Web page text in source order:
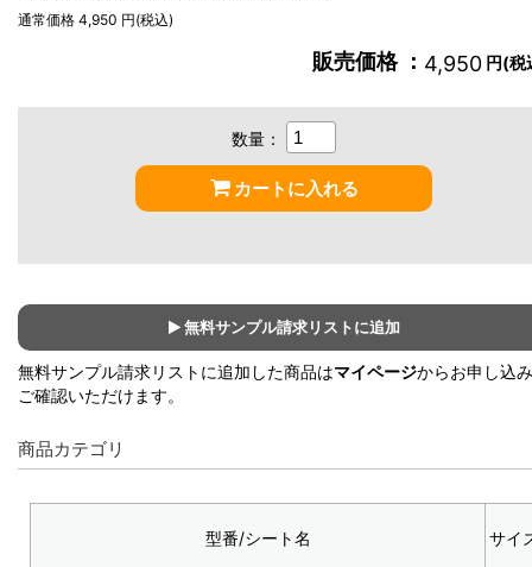
通常価格 4,950 円(税込)
販売価格 ： 4,950 円(税
数量：
カートに入れる
無料サンプル請求リストに追加
無料サンプル請求リストに追加した商品はマイページからお申し込
ご確認いただけます。
商品カテゴリ
型番/シート名 サイ